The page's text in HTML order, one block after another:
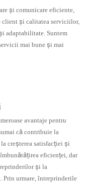
și comunicare eficiente,
client și calitatea serviciilor,
adaptabilitate. Suntem
mai bune și mai
avantaje pentru
că contribuie la
creșterea satisfacției și
eficienței, dar
și la
urmare, întreprinderile